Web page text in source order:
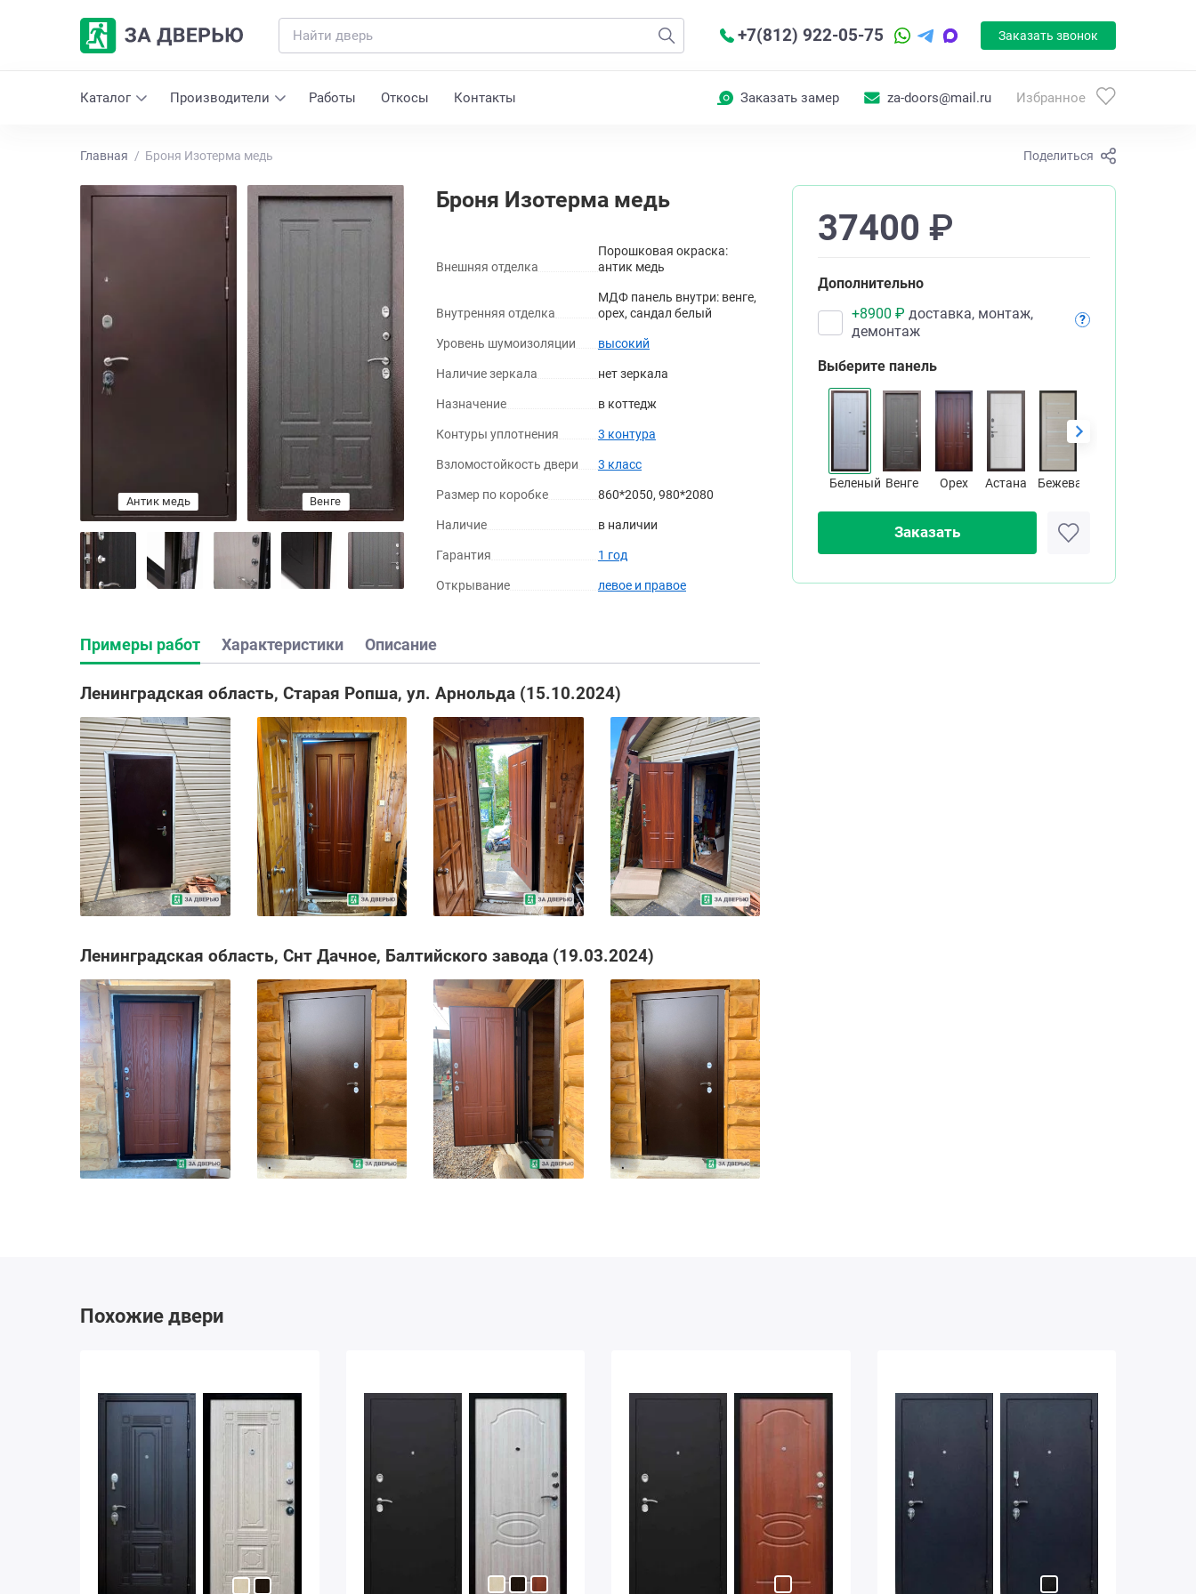
+7(812) 922-05-75 Заказать звонок
Каталог Производители Работы Откосы Контакты Заказать замер za-doors@mail.ru Избранное
Главная Броня Изотерма медь Поделиться
Антик медь
Беленый дуб Венге Орех Астана милки
Броня Изотерма медь
37400 ₽
Дополнительно
+8900 ₽ доставка, монтаж,
демонтаж
?
Выберите панель
Беленый Венге Орех Астана Бежевая
Заказать
Внешняя отделка
Порошковая окраска:
антик медь
Внутренняя отделка
МДФ панель внутри: венге,
орех, сандал белый
Уровень шумоизоляции высокий
Наличие зеркала нет зеркала
Назначение в коттедж
Контуры уплотнения 3 контура
Взломостойкость двери 3 класс
Размер по коробке 860*2050, 980*2080
Наличие в наличии
Гарантия 1 год
Открывание левое и правое
Примеры работ Характеристики Описание
Ленинградская область, Старая Ропша, ул. Арнольда (15.10.2024)
Ленинградская область, Снт Дачное, Балтийского завода (19.03.2024)
Похожие двери